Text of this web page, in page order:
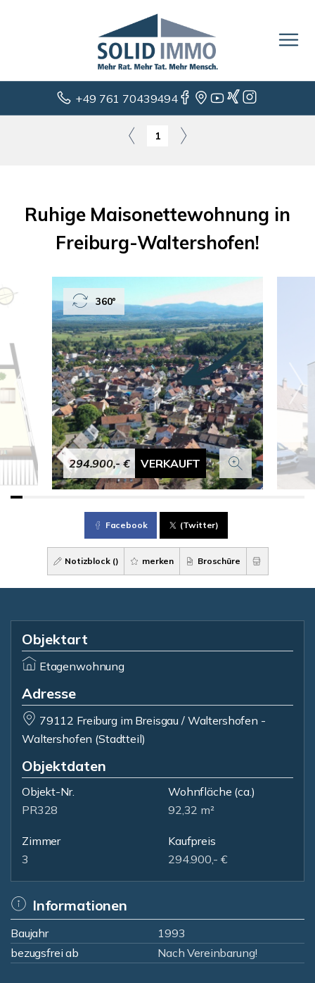
+49 761 70439494
1
Ruhige Maisonettewohnung in
Freiburg-Waltershofen!
294.900,- € VERKAUFT
360°
Facebook (Twitter)
Notizblock () merken Broschüre
Objektart
Etagenwohnung
Adresse
79112 Freiburg im Breisgau / Waltershofen -
Waltershofen (Stadtteil)
Objektdaten
Objekt-Nr.
PR328
Wohnfläche (ca.)
92,32 m²
Zimmer
3
Kaufpreis
294.900,- €
Informationen
Baujahr
1993
bezugsfrei ab
Nach Vereinbarung!